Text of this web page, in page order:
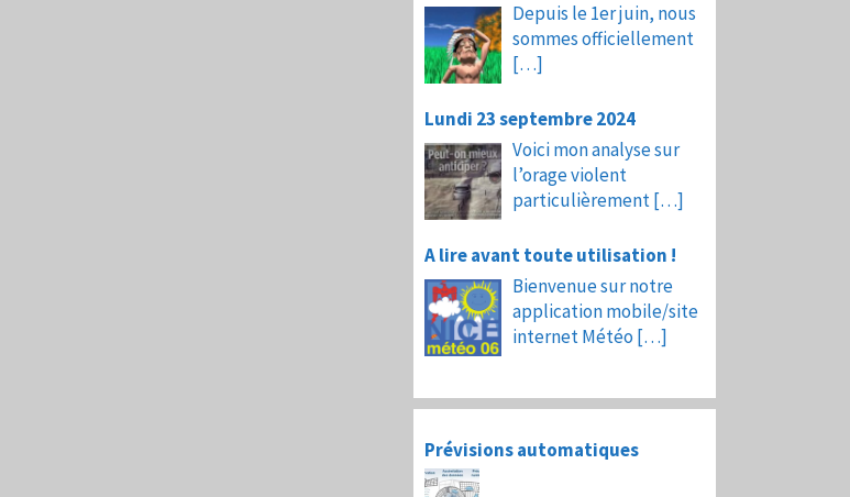
Depuis le 1er juin, nous
sommes officiellement
[…]
Lundi 23 septembre 2024
Voici mon analyse sur
l’orage violent
particulièrement[…]
A lire avant toute utilisation !
Bienvenue sur notre
application mobile/site
internet Météo […]
Prévisions automatiques